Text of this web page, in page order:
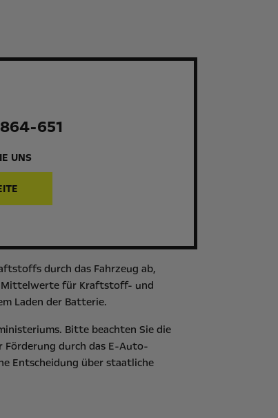
651
UNS
durch das Fahrzeug ab,
Mittelwerte für Kraftstoff- und
Laden der Batterie.
. Bitte beachten Sie die
durch das E-Auto-
Entscheidung über staatliche